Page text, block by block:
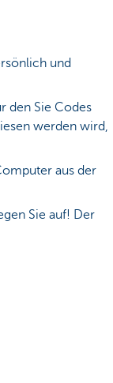
und
den Sie Codes
werden wird,
aus der
Sie auf! Der